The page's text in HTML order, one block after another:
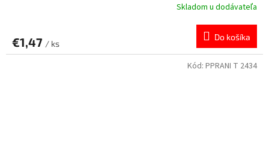
Skladom u dodávateľa
€1,47 / ks
Do košíka
Kód: PPRANI T 2434